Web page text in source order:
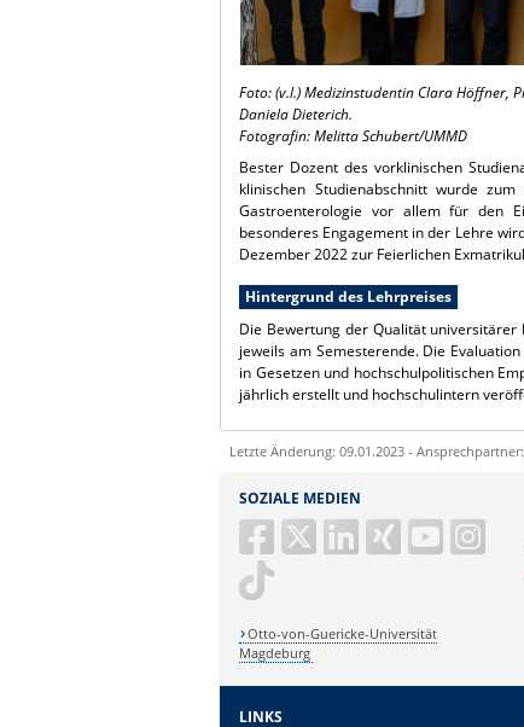
Foto: (v.l.)Medizinstudentin Clara Höffner,
Daniela Dieterich.
Fotografin: Melitta Schubert/UMMD
Bester Dozent des vorklinischen
klinischen Studienabschnitt wurde
Gastroenterologie vor allem für den
besonderes Engagement in der Lehre
Dezember 2022 zur Feierlichen
Hintergrund des Lehrpreises
Die Bewertung der Qualität
jeweils am Semesterende. Die
in Gesetzen und hochschulpolitischen
jährlich erstellt und hochschulintern
Letzte Änderung: 09.01.2023 - Ansprechpartner:
SOZIALE MEDIEN
Otto-von-Guericke-Universität
Magdeburg
LINKS